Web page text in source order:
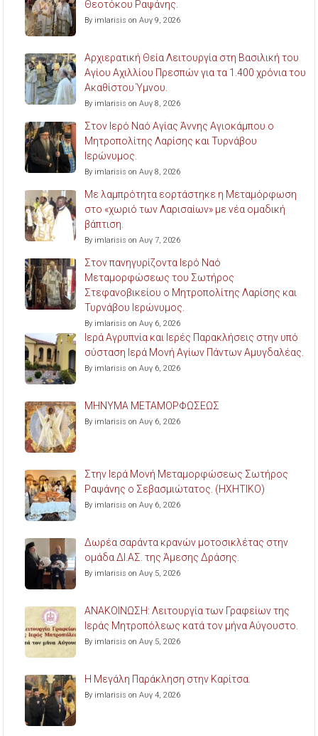
Θεοτόκου Ραψάνης.
By imlarisis on Αυγ 9, 2026
Αρχιερατική Θεία Λειτουργία στη Βασιλική του
Αγίου Αχιλλίου Πρεσπών για τα 1.400 χρόνια του
Ακαθίστου Ύμνου.
By imlarisis on Αυγ 8, 2026
Στον Ιερό Ναό Αγίας Άννης Αγιοκάμπου ο
Μητροπολίτης Λαρίσης και Τυρνάβου
Ιερώνυμος.
By imlarisis on Αυγ 8, 2026
Με λαμπρότητα εορτάστηκε η Μεταμόρφωση
στο «χωριό των Λαρισαίων» με νέα ομαδική
βάπτιση.
By imlarisis on Αυγ 7, 2026
Στον πανηγυρίζοντα Ιερό Ναό
Μεταμορφώσεως του Σωτήρος
Στεφανοβικείου ο Μητροπολίτης Λαρίσης και
Τυρνάβου Ιερώνυμος.
By imlarisis on Αυγ 6, 2026
Ιερά Αγρυπνία και Ιερές Παρακλήσεις στην υπό
σύσταση Ιερά Μονή Αγίων Πάντων Αμυγδαλέας.
By imlarisis on Αυγ 6, 2026
ΜΗΝΥΜΑ ΜΕΤΑΜΟΡΦΩΣΕΩΣ
By imlarisis on Αυγ 6, 2026
Στην Ιερά Μονή Μεταμορφώσεως Σωτήρος
Ραψάνης ο Σεβασμιώτατος. (ΗΧΗΤΙΚΟ)
By imlarisis on Αυγ 6, 2026
Δωρέα σαράντα κρανών μοτοσικλέτας στην
ομάδα ΔΙ.ΑΣ. της Άμεσης Δράσης.
By imlarisis on Αυγ 5, 2026
ΑΝΑΚΟΙΝΩΣΗ: Λειτουργία των Γραφείων της
Ιεράς Μητροπόλεως κατά τον μήνα Αύγουστο.
By imlarisis on Αυγ 5, 2026
Η Μεγάλη Παράκληση στην Καρίτσα.
By imlarisis on Αυγ 4, 2026